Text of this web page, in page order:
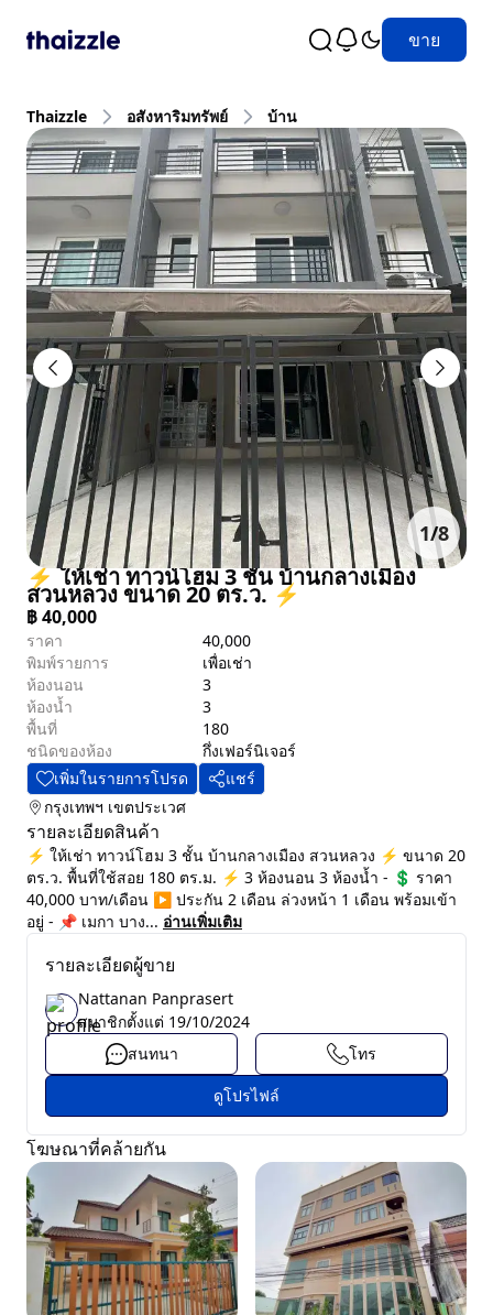
ขาย
Thaizzle อสังหาริมทรัพย์ บ้าน
1/8
⚡ ให้เช่า ทาวน์โฮม 3 ชั้น บ้านกลางเมือง
สวนหลวง ขนาด 20 ตร.ว. ⚡
฿40,000
ราคา
40,000
พิมพ์รายการ
เพื่อเช่า
ห้องนอน
3
ห้องน้ำ
3
พื้นที่
180
ชนิดของห้อง
กึ่งเฟอร์นิเจอร์
เพิ่มในรายการโปรด
แชร์
กรุงเทพฯ เขตประเวศ
รายละเอียดสินค้า
⚡ ให้เช่า ทาวน์โฮม 3 ชั้น บ้านกลางเมือง สวนหลวง ⚡ ขนาด 20
ตร.ว. พื้นที่ใช้สอย 180 ตร.ม. ⚡ 3 ห้องนอน 3 ห้องน้ำ - 💲 ราคา
40,000 บาท/เดือน ▶️ ประกัน 2 เดือน ล่วงหน้า 1 เดือน พร้อมเข้า
อยู่ - 📌 เมกา บาง... อ่านเพิ่มเติม
รายละเอียดผู้ขาย
Nattanan Panprasert
สมาชิกตั้งแต่ 19/10/2024
สนทนา
โทร
ดูโปรไฟล์
โฆษณาที่คล้ายกัน